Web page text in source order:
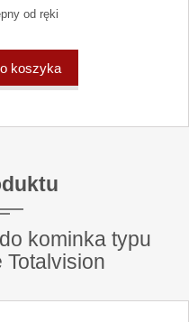
od ręki
koszyka
kominka typu
Totalvision